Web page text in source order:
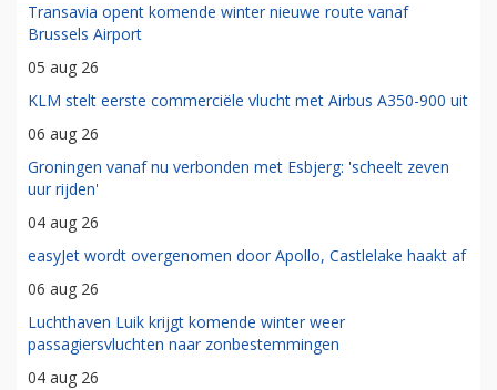
Transavia opent komende winter nieuwe route vanaf
Brussels Airport
05 aug 26
KLM stelt eerste commerciële vlucht met Airbus A350-900 uit
06 aug 26
Groningen vanaf nu verbonden met Esbjerg: 'scheelt zeven
uur rijden'
04 aug 26
easyJet wordt overgenomen door Apollo, Castlelake haakt af
06 aug 26
Luchthaven Luik krijgt komende winter weer
passagiersvluchten naar zonbestemmingen
04 aug 26